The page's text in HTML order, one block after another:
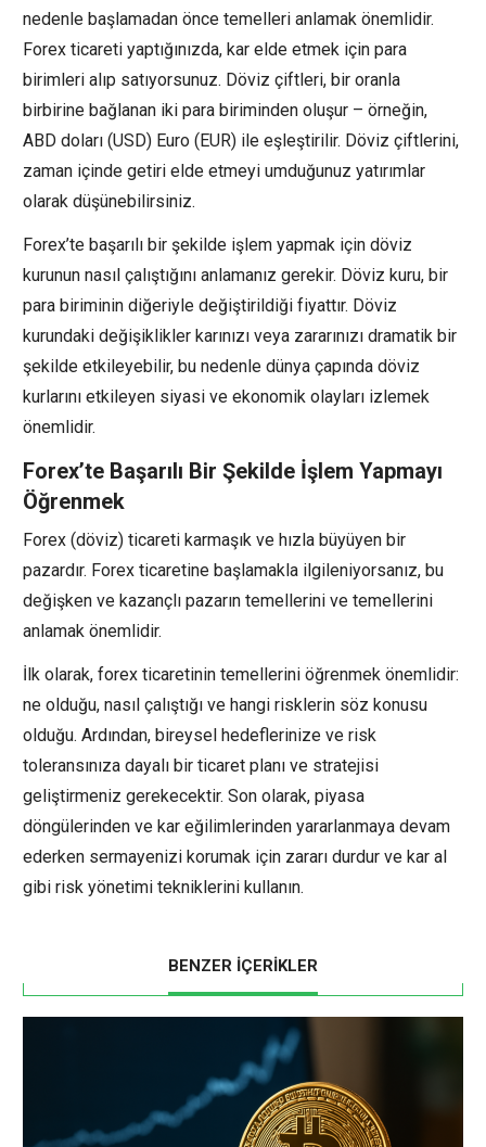
nedenle başlamadan önce temelleri anlamak önemlidir.
Forex ticareti yaptığınızda, kar elde etmek için para
birimleri alıp satıyorsunuz. Döviz çiftleri, bir oranla
birbirine bağlanan iki para biriminden oluşur – örneğin,
ABD doları (USD) Euro (EUR) ile eşleştirilir. Döviz çiftlerini,
zaman içinde getiri elde etmeyi umduğunuz yatırımlar
olarak düşünebilirsiniz.
Forex’te başarılı bir şekilde işlem yapmak için döviz
kurunun nasıl çalıştığını anlamanız gerekir. Döviz kuru, bir
para biriminin diğeriyle değiştirildiği fiyattır. Döviz
kurundaki değişiklikler karınızı veya zararınızı dramatik bir
şekilde etkileyebilir, bu nedenle dünya çapında döviz
kurlarını etkileyen siyasi ve ekonomik olayları izlemek
önemlidir.
Forex’te Başarılı Bir Şekilde İşlem Yapmayı
Öğrenmek
Forex (döviz) ticareti karmaşık ve hızla büyüyen bir
pazardır. Forex ticaretine başlamakla ilgileniyorsanız, bu
değişken ve kazançlı pazarın temellerini ve temellerini
anlamak önemlidir.
İlk olarak, forex ticaretinin temellerini öğrenmek önemlidir:
ne olduğu, nasıl çalıştığı ve hangi risklerin söz konusu
olduğu. Ardından, bireysel hedeflerinize ve risk
toleransınıza dayalı bir ticaret planı ve stratejisi
geliştirmeniz gerekecektir. Son olarak, piyasa
döngülerinden ve kar eğilimlerinden yararlanmaya devam
ederken sermayenizi korumak için zararı durdur ve kar al
gibi risk yönetimi tekniklerini kullanın.
BENZER İÇERİKLER